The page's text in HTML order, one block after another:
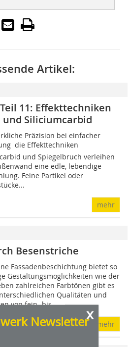
x
Newsletter
Artikel:
11: Effekttechniken
Siliciumcarbid
Präzision bei einfacher
 die Effekttechniken
und Spiegelbruch verleihen
eine edle, lebendige
Feine Partikel oder
mehr
Besenstriche
Fassadenbeschichtung bietet so
Gestaltungsmöglichkeiten wie der
zahlreichen Farbtönen gibt es
Qualitäten und
von fein- bis...
mehr